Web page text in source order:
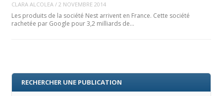
CLARA ALCOLEA/ 2 NOVEMBRE 2014
Les produits de la société Nest arrivent en France. Cette société
rachetée par Google pour 3,2 milliards de…
RECHERCHER UNE PUBLICATION